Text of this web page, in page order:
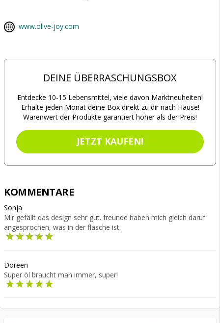
www.olive-joy.com
DEINE ÜBERRASCHUNGSBOX
Entdecke 10-15 Lebensmittel, viele davon Marktneuheiten!
Erhalte jeden Monat deine Box direkt zu dir nach Hause!
Warenwert der Produkte garantiert höher als der Preis!
JETZT KAUFEN!
KOMMENTARE
Sonja
Mir gefällt das design sehr gut. freunde haben mich gleich daruf
angesprochen, was in der flasche ist.
Doreen
Super öl braucht man immer, super!